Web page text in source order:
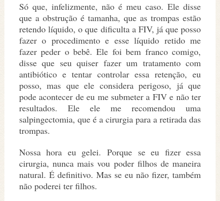
Só que, infelizmente, não é meu caso. Ele disse
que a obstrução é tamanha, que as trompas estão
retendo líquido, o que dificulta a FIV, já que posso
fazer o procedimento e esse líquido retido me
fazer peder o bebê. Ele foi bem franco comigo,
disse que seu quiser fazer um tratamento com
antibiótico e tentar controlar essa retenção, eu
posso, mas que ele considera perigoso, já que
pode acontecer de eu me submeter a FIV e não ter
resultados. Ele ele me recomendou uma
salpingectomia, que é a cirurgia para a retirada das
trompas.
Nossa hora eu gelei. Porque se eu fizer essa
cirurgia, nunca mais vou poder filhos de maneira
natural. É definitivo. Mas se eu não fizer, também
não poderei ter filhos.